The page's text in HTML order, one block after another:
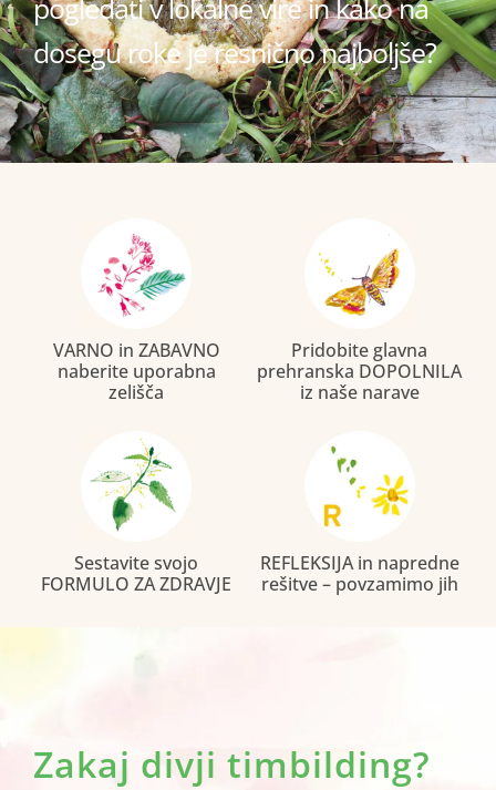
pogledati v lokalne vire in kako na
dosegu roke je resnično najboljše?
VARNO in ZABAVNO
naberite uporabna
zelišča
Pridobite glavna
prehranska DOPOLNILA
iz naše narave
Sestavite svojo
FORMULO ZA ZDRAVJE
REFLEKSIJA in napredne
rešitve – povzamimo jih
Zakaj divji timbilding?